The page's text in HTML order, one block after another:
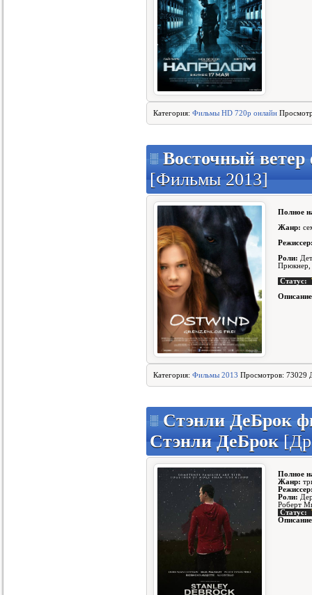
Категория: Фильмы HD 720p онлайн
Восточный
[Фильмы 2013]
Полное
Жанр:
Роли:
Прюкнер,
Статус:
Категория: Фильмы 2013 Просмотров: 73029
Стэнли ДеБрок
Стэнли ДеБрок
Полное
Жанр:
Роли:
Роберт
Статус: